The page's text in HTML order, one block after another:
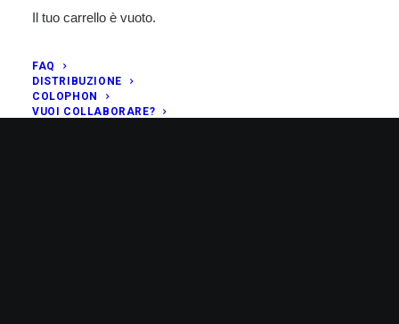
Il tuo carrello è vuoto.
FAQ
DISTRIBUZIONE
COLOPHON
VUOI COLLABORARE?